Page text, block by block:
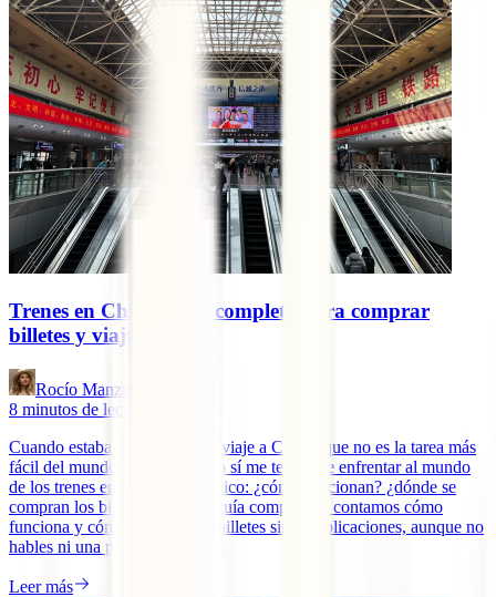
Trenes en China: guía completa para comprar
billetes y viajar
Rocío Manzano
8 minutos de lectura
Cuando estaba preparando mi viaje a China (que no es la tarea más
fácil del mundo), sabía que sí o sí me tenía que enfrentar al mundo
de los trenes en el gigante asiático: ¿cómo funcionan? ¿dónde se
compran los billetes? En esta guía completa te contamos cómo
funciona y cómo comprar tus billetes sin complicaciones, aunque no
hables ni una palabra de chino.
Leer más